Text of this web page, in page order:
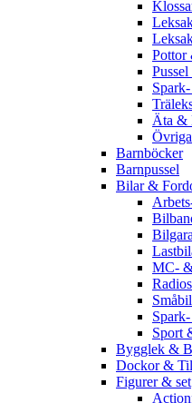
Pottor
Äta &
Barnböcker
Barnpussel
Bilar &
MC-
Sport
Bygglek &
Dockor &
Figurer & set